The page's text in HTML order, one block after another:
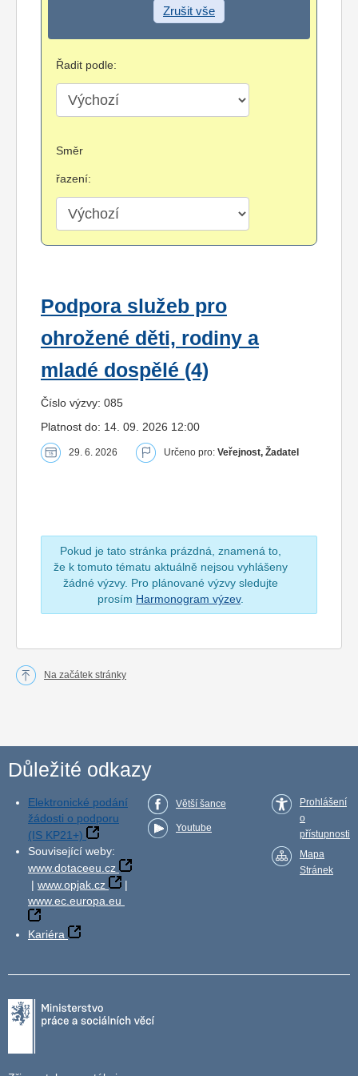
Zrušit vše
Řadit podle:
Směr
řazení:
Podpora služeb pro
ohrožené děti, rodiny a
mladé dospělé (4)
Číslo výzvy: 085
Platnost do: 14. 09. 2026 12:00
29. 6. 2026 Určeno pro: Veřejnost, Žadatel
Pokud je tato stránka prázdná, znamená to,
že k tomuto tématu aktuálně nejsou vyhlášeny
žádné výzvy. Pro plánované výzvy sledujte
prosím Harmonogram výzev.
Na začátek stránky
Důležité odkazy
Elektronické podání
žádosti o podporu
(IS KP21+)
Související weby:
www.dotaceeu.cz
| www.opjak.cz
|
www.ec.europa.eu
Kariéra
Větší šance
Youtube
Prohlášení
o
přístupnosti
Mapa
Stránek